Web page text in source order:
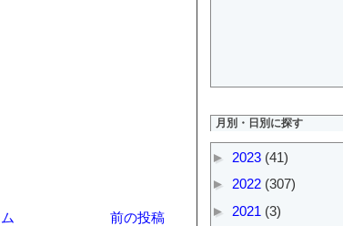
前の投稿
月別・日別に探す
► 2023 (41)
► 2022 (307)
► 2021 (3)